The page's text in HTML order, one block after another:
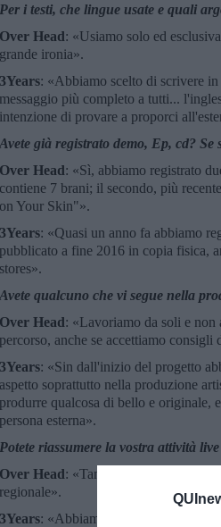
Per i testi, che lingue usate e quali
Over Head: «Usiamo solo ed
grande ironia».
3Years: «Abbiamo scelto di scrivere
messaggio più completo a tutti...
intenzione di provare a proporci
Avete già registrato demo, Ep, cd? Se
Over Head: «Sì, abbiamo registrato
contiene 7 brani; il secondo, più
on Your Skin"».
3Years: «Quasi un anno fa abbiamo
pubblicato a fine 2016 in copia fisica,
stores».
Avete qualcuno che vi segue nella
Over Head: «Lavoriamo da soli e non
percorso, anche se accettiamo consigli
3Years: «Sin dall'inizio del progetto
aspetto soprattutto nella produzione
produrre qualcosa di bello e originale,
persona esterna».
Potete riassumere la vostra attività
Over Head: «Tantissimi concerti in
regionale».
3Years: «Abbiamo cominciato più di